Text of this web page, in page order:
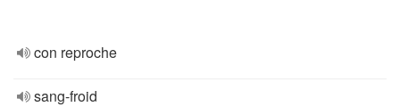
con reproche
sang-froid